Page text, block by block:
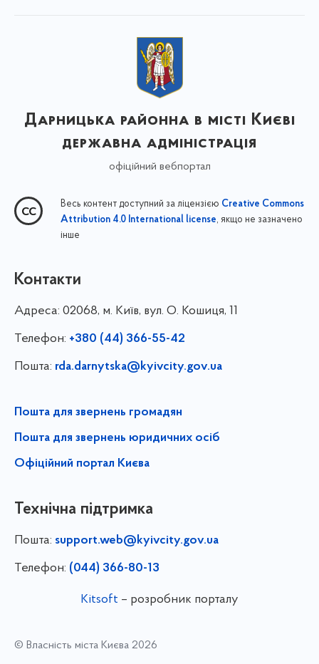
Дарницька районна в місті Києві
державна адміністрація
офіційний вебпортал
Весь контент доступний за ліцензією Creative Commons
Attribution 4.0 International license, якщо не зазначено
інше
Контакти
Адреса: 02068, м. Київ, вул. О. Кошиця, 11
Телефон: +380 (44) 366-55-42
Пошта: rda.darnytska@kyivcity.gov.ua
Пошта для звернень громадян
Пошта для звернень юридичних осіб
Офіційний портал Києва
Технічна підтримка
Пошта: support.web@kyivcity.gov.ua
Телефон: (044) 366-80-13
Kitsoft – розробник порталу
© Власність міста Києва 2026